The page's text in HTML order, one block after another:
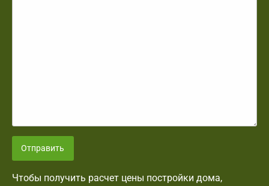
Отправить
Чтобы получить расчет цены постройки дома,